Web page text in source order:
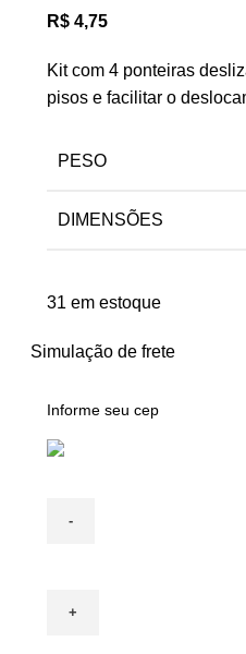
R$ 4,75
Kit com 4 ponteiras
pisos e facilitar o
PESO
DIMENSÕES
31 em estoque
Simulação de frete